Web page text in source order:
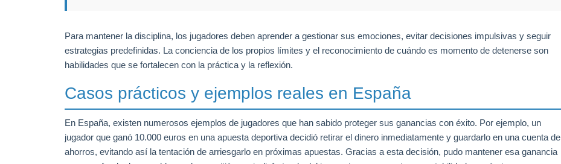
Para mantener la disciplina, los jugadores deben aprender a gestionar sus emociones, evitar decisiones impulsivas y seguir
estrategias predefinidas. La conciencia de los propios límites y el reconocimiento de cuándo es momento de detenerse son
habilidades que se fortalecen con la práctica y la reflexión.
Casos prácticos y ejemplos reales en España
En España, existen numerosos ejemplos de jugadores que han sabido proteger sus ganancias con éxito. Por ejemplo, un
jugador que ganó 10.000 euros en una apuesta deportiva decidió retirar el dinero inmediatamente y guardarlo en una cuenta de
ahorros, evitando así la tentación de arriesgarlo en próximas apuestas. Gracias a esta decisión, pudo mantener esa ganancia